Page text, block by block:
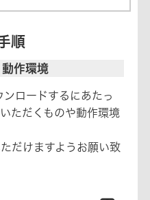
順
作環境
ロードするにあたっ
ただくものや動作環境
だけますようお願い致